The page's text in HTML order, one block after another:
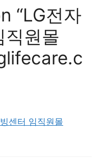
“LG전자
직원몰
센터 임직원몰